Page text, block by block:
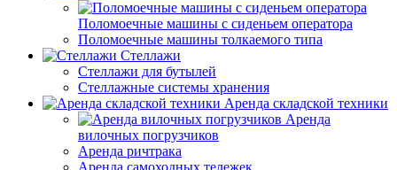
Поломоечные машины с сиденьем оператора
Поломоечные машины толкаемого типа
Стеллажи
Стеллажи для бутылей
Стеллажные системы хранения
Аренда складской техники
Аренда
вилочных погрузчиков
Аренда ричтрака
Аренда самоходных тележек